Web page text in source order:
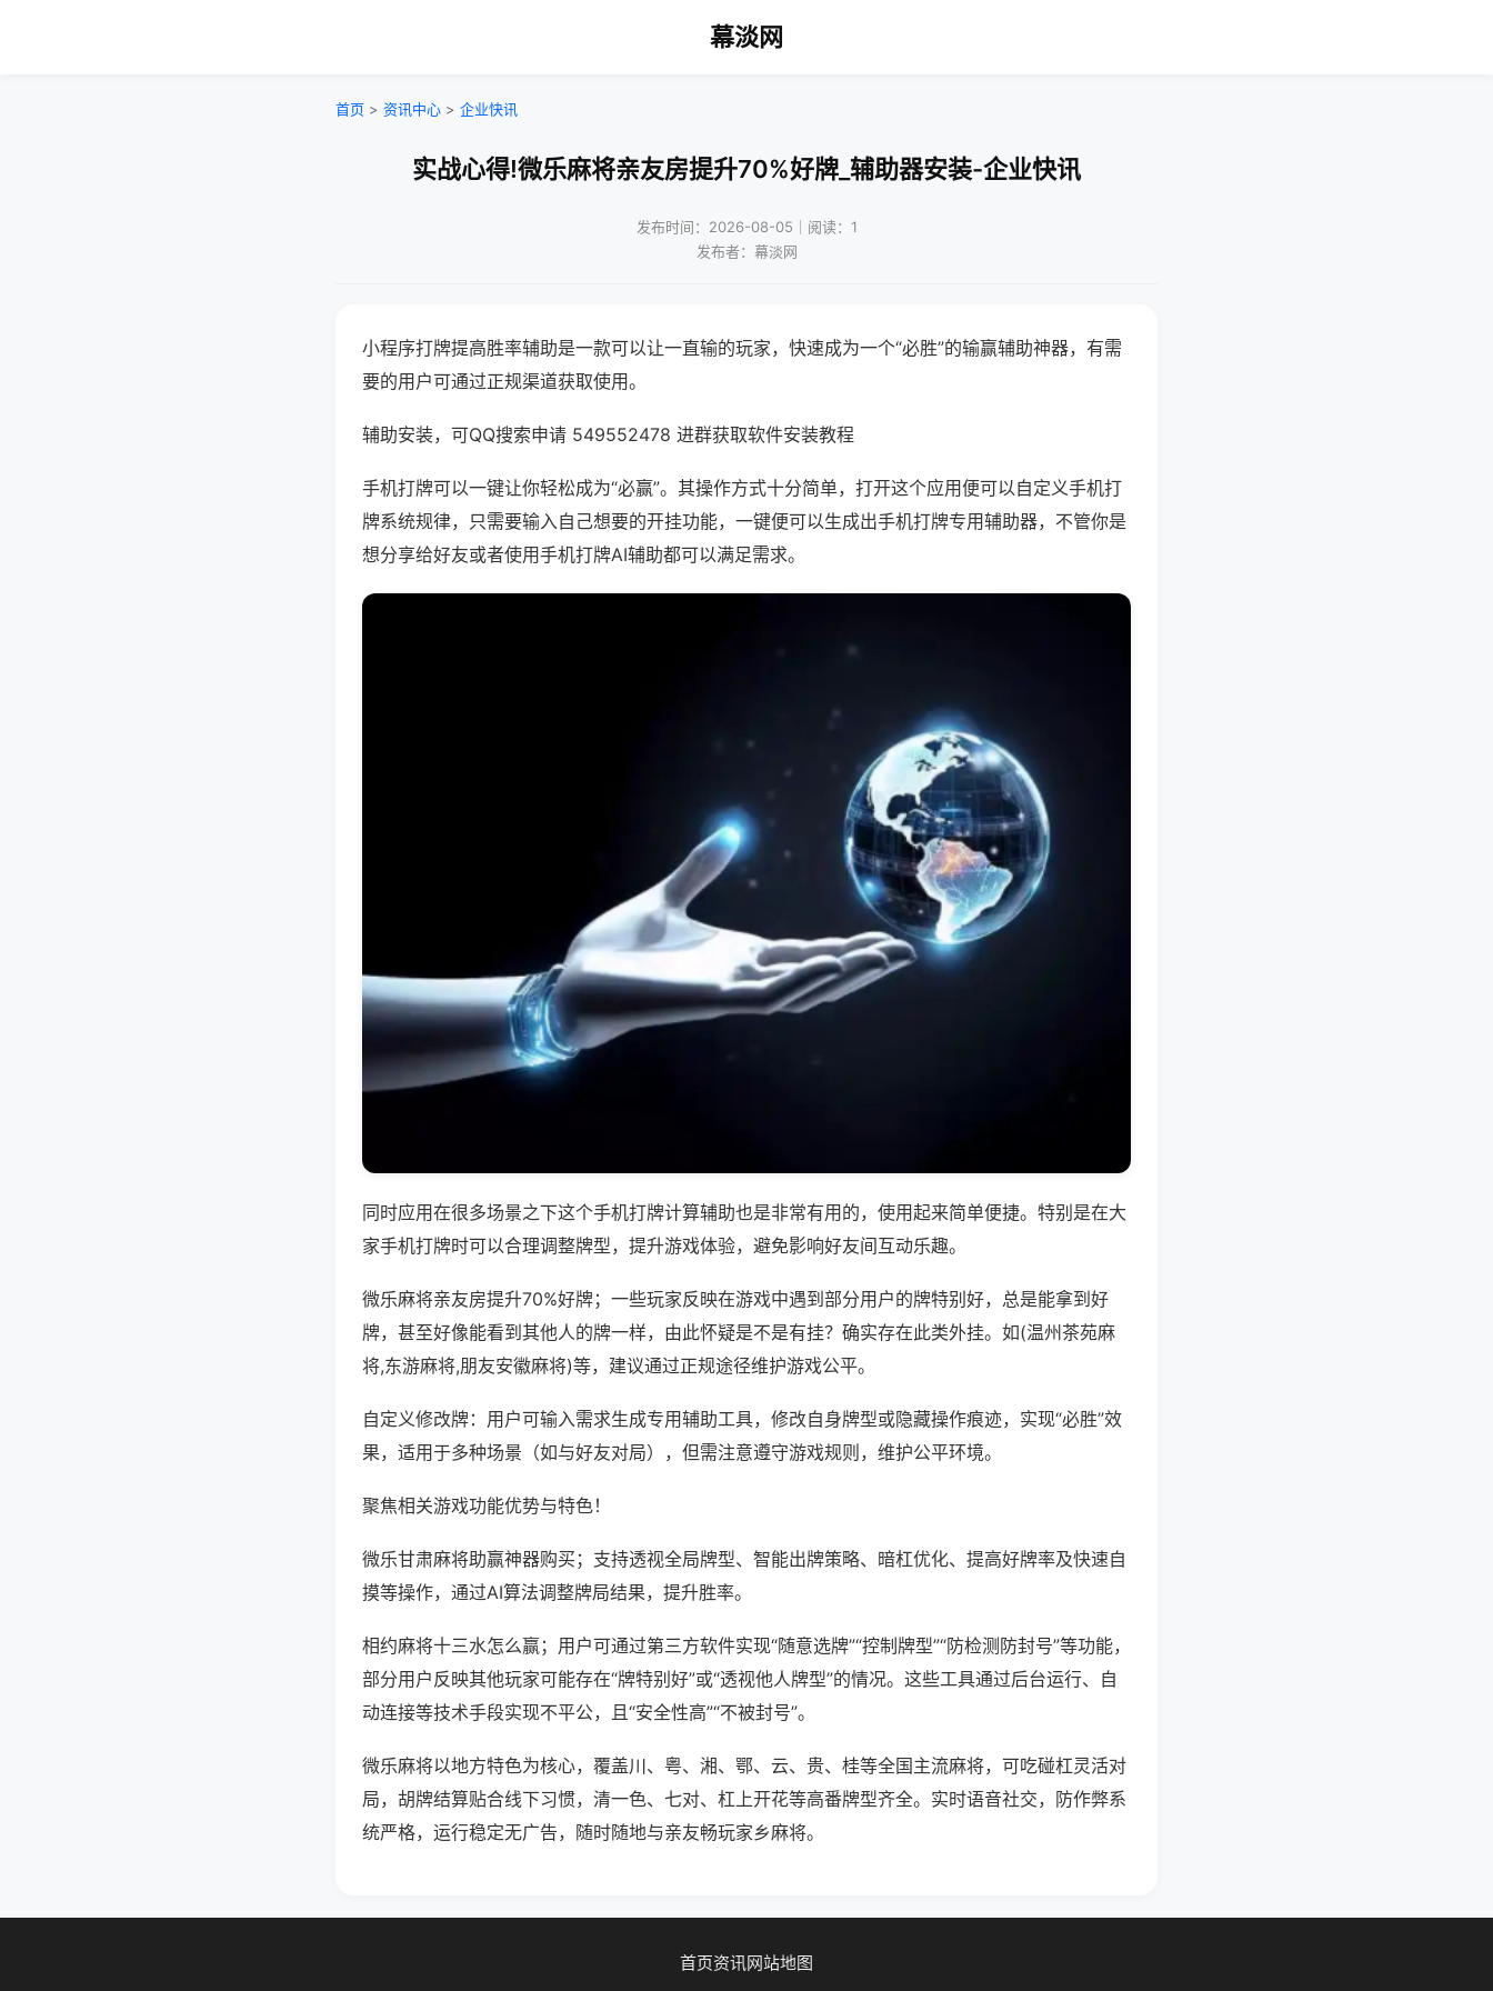
幕淡网
首页 > 资讯中心 > 企业快讯
实战心得!微乐麻将亲友房提升70%好牌_辅助器安装-企业快讯
发布时间：2026-08-05｜阅读：1
发布者：幕淡网
小程序打牌提高胜率辅助是一款可以让一直输的玩家，快速成为一个“必胜”的输赢辅助神器，有需
要的用户可通过正规渠道获取使用。
辅助安装，可QQ搜索申请 549552478 进群获取软件安装教程
手机打牌可以一键让你轻松成为“必赢”。其操作方式十分简单，打开这个应用便可以自定义手机打
牌系统规律，只需要输入自己想要的开挂功能，一键便可以生成出手机打牌专用辅助器，不管你是
想分享给好友或者使用手机打牌AI辅助都可以满足需求。
同时应用在很多场景之下这个手机打牌计算辅助也是非常有用的，使用起来简单便捷。特别是在大
家手机打牌时可以合理调整牌型，提升游戏体验，避免影响好友间互动乐趣。
微乐麻将亲友房提升70%好牌；一些玩家反映在游戏中遇到部分用户的牌特别好，总是能拿到好
牌，甚至好像能看到其他人的牌一样，由此怀疑是不是有挂？确实存在此类外挂。如(温州茶苑麻
将,东游麻将,朋友安徽麻将)等，建议通过正规途径维护游戏公平。
自定义修改牌：用户可输入需求生成专用辅助工具，修改自身牌型或隐藏操作痕迹，实现“必胜”效
果，适用于多种场景（如与好友对局），但需注意遵守游戏规则，维护公平环境。
聚焦相关游戏功能优势与特色！
微乐甘肃麻将助赢神器购买；支持透视全局牌型、智能出牌策略、暗杠优化、提高好牌率及快速自
摸等操作，通过AI算法调整牌局结果，提升胜率。
相约麻将十三水怎么赢；用户可通过第三方软件实现“随意选牌”“控制牌型”“防检测防封号”等功能，
部分用户反映其他玩家可能存在“牌特别好”或“透视他人牌型”的情况。这些工具通过后台运行、自
动连接等技术手段实现不平公，且“安全性高”“不被封号”。
微乐麻将以地方特色为核心，覆盖川、粤、湘、鄂、云、贵、桂等全国主流麻将，可吃碰杠灵活对
局，胡牌结算贴合线下习惯，清一色、七对、杠上开花等高番牌型齐全。实时语音社交，防作弊系
统严格，运行稳定无广告，随时随地与亲友畅玩家乡麻将。
首页资讯网站地图